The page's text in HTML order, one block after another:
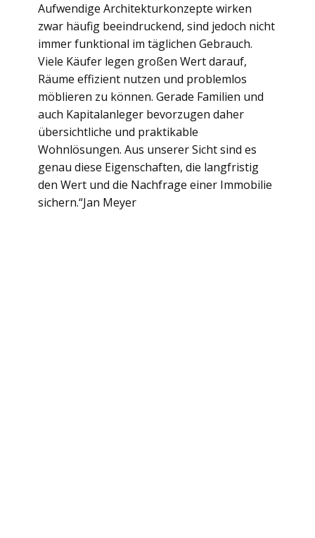
Aufwendige Architekturkonzepte wirken
zwar häufig beeindruckend, sind jedoch nicht
immer funktional im täglichen Gebrauch.
Viele Käufer legen großen Wert darauf,
Räume effizient nutzen und problemlos
möblieren zu können. Gerade Familien und
auch Kapitalanleger bevorzugen daher
übersichtliche und praktikable
Wohnlösungen. Aus unserer Sicht sind es
genau diese Eigenschaften, die langfristig
den Wert und die Nachfrage einer Immobilie
sichern.“Jan Meyer